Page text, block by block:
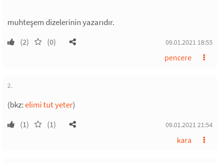
muhteşem dizelerinin yazarıdır.
(2) (0) 09.01.2021 18:55
pencere
2.
(bkz:elimi tut yeter)
(1) (1) 09.01.2021 21:54
kara